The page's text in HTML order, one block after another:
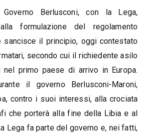
Berlusconi, con la Lega,
formulazione del regolamento
sancisce il principio, oggi contestato
secondo cui il richiedente asilo
nel primo paese di arrivo in Europa.
il governo Berlusconi-Maroni,
contro i suoi interessi, alla crociata
che porterà alla fine della Libia e al
Lega fa parte del governo e, nei fatti,